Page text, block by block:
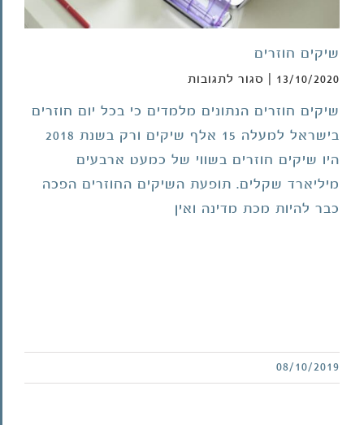
שיקים חוזרים
13/10/2020 סגור לתגובותעל
חוזרים
שיקים חוזרים הנתונים מלמדים כי בכל יום חוזרים
בישראל למעלה 15 אלף שיקים ורק בשנת 2018
היו שיקים חוזרים בשווי של כמעט ארבעים
מיליארד שקלים. תופעת השיקים החוזרים הפכה
כבר להיות מכת מדינה ואין
08/10/2019